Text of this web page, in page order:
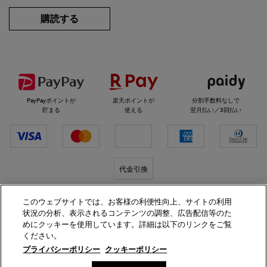
購読する
PayPayポイントが
貯まる
楽天ポイントが
使える
分割手数料なしで
翌月払い／3回払い
代金引換
キールズをフォロー
このウェブサイトでは、お客様の利便性向上、サイトの利用
状況の分析、表示されるコンテンツの調整、広告配信等のた
めにクッキーを使用しています。詳細は以下のリンクをご覧
ください。
プライバシーポリシー クッキーポリシー